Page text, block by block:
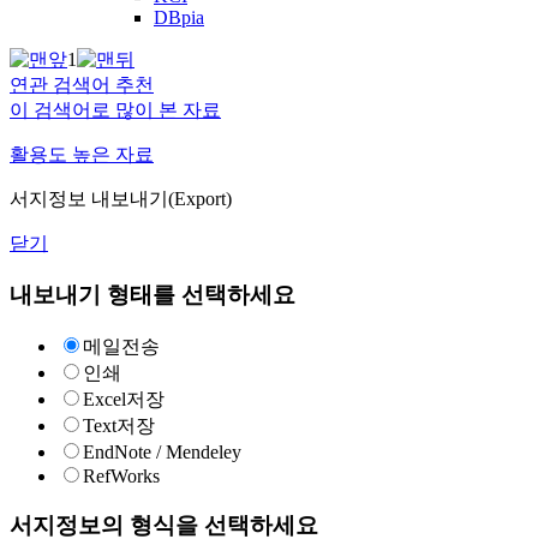
DBpia
1
연관 검색어 추천
이 검색어로 많이 본 자료
활용도 높은 자료
서지정보 내보내기(Export)
닫기
내보내기 형태를 선택하세요
메일전송
인쇄
Excel저장
Text저장
EndNote / Mendeley
RefWorks
서지정보의 형식을 선택하세요